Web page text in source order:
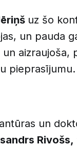
uz šo
un pauda
un
Rivošs,